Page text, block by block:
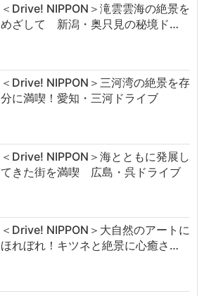
＜Drive! NIPPON＞滝雲雲海の絶景を
めざして 新潟・奥只見の秘境ド…
＜Drive! NIPPON＞三河湾の絶景を存
分に満喫！愛知・三河ドライブ
＜Drive! NIPPON＞海とともに発展し
てきた街を満喫 広島・呉ドライブ
＜Drive! NIPPON＞大自然のアートに
ほれぼれ！キツネと絶景に心癒さ…